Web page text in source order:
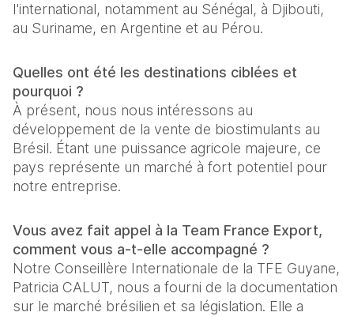
l'international, notamment au Sénégal, à Djibouti,
au Suriname, en Argentine et au Pérou.
Quelles ont été les destinations ciblées et
pourquoi ?
À présent, nous nous intéressons au
développement de la vente de biostimulants au
Brésil. Étant une puissance agricole majeure, ce
pays représente un marché à fort potentiel pour
notre entreprise.
Vous avez fait appel à la Team France Export,
comment vous a-t-elle accompagné ?
Notre Conseillère Internationale de la TFE Guyane,
Patricia CALUT, nous a fourni de la documentation
sur le marché brésilien et sa législation. Elle a